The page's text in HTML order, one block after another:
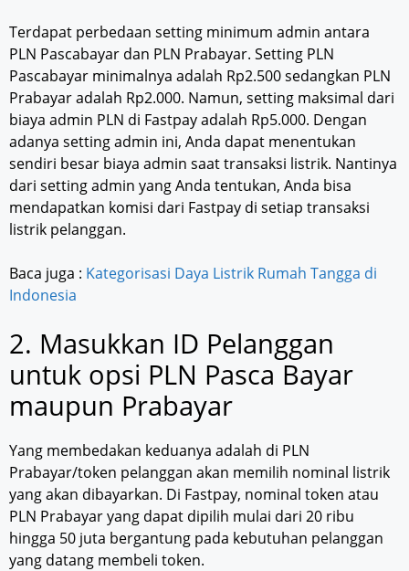
Terdapat perbedaan setting minimum admin antara
PLN Pascabayar dan PLN Prabayar. Setting PLN
Pascabayar minimalnya adalah Rp2.500 sedangkan PLN
Prabayar adalah Rp2.000. Namun, setting maksimal dari
biaya admin PLN di Fastpay adalah Rp5.000. Dengan
adanya setting admin ini, Anda dapat menentukan
sendiri besar biaya admin saat transaksi listrik. Nantinya
dari setting admin yang Anda tentukan, Anda bisa
mendapatkan komisi dari Fastpay di setiap transaksi
listrik pelanggan.
Baca juga : Kategorisasi Daya Listrik Rumah Tangga di
Indonesia
2. Masukkan ID Pelanggan
untuk opsi PLN Pasca Bayar
maupun Prabayar
Yang membedakan keduanya adalah di PLN
Prabayar/token pelanggan akan memilih nominal listrik
yang akan dibayarkan. Di Fastpay, nominal token atau
PLN Prabayar yang dapat dipilih mulai dari 20 ribu
hingga 50 juta bergantung pada kebutuhan pelanggan
yang datang membeli token.